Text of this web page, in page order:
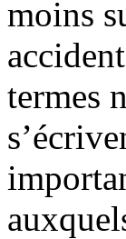
moins
termes